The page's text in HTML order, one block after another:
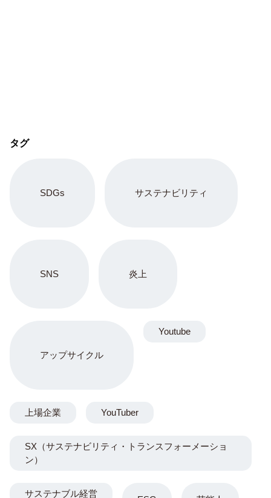
タグ
SDGs サステナビリティ
SNS 炎上
アップサイクル
Youtube
上場企業 YouTuber
SX（サステナビリティ・トランスフォーメーショ
ン）
サステナブル経営